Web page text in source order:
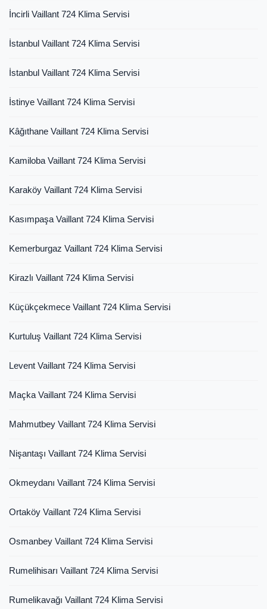
İncirli Vaillant 724 Klima Servisi
İstanbul Vaillant 724 Klima Servisi
İstanbul Vaillant 724 Klima Servisi
İstinye Vaillant 724 Klima Servisi
Kâğıthane Vaillant 724 Klima Servisi
Kamiloba Vaillant 724 Klima Servisi
Karaköy Vaillant 724 Klima Servisi
Kasımpaşa Vaillant 724 Klima Servisi
Kemerburgaz Vaillant 724 Klima Servisi
Kirazlı Vaillant 724 Klima Servisi
Küçükçekmece Vaillant 724 Klima Servisi
Kurtuluş Vaillant 724 Klima Servisi
Levent Vaillant 724 Klima Servisi
Maçka Vaillant 724 Klima Servisi
Mahmutbey Vaillant 724 Klima Servisi
Nişantaşı Vaillant 724 Klima Servisi
Okmeydanı Vaillant 724 Klima Servisi
Ortaköy Vaillant 724 Klima Servisi
Osmanbey Vaillant 724 Klima Servisi
Rumelihisarı Vaillant 724 Klima Servisi
Rumelikavağı Vaillant 724 Klima Servisi